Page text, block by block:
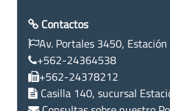
Contactos
Av. Portales 3450,
+562-24364538
+562-24378212
Casilla 140, sucursal